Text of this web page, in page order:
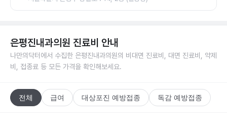
은평진내과의원 진료비 안내
나만의닥터에서 수집한 은평진내과의원의 비대면 진료비, 대면 진료비, 약제
비, 접종료 등 모든 가격을 확인해보세요.
전체 급여 대상포진 예방접종 독감 예방접종